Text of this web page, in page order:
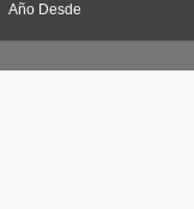
Año Desde